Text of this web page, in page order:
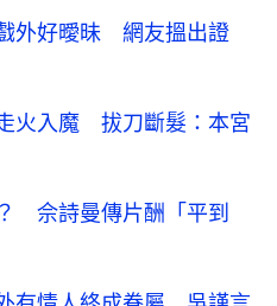
外好曖昧 網友搵出證
火入魔 拔刀斷髮：本宮
佘詩曼傳片酬「平到